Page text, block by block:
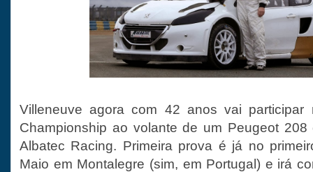
Villeneuve agora com 42 anos vai participar
Championship ao volante de um Peugeot
Albatec Racing. Primeira prova é já no
Maio em Montalegre (sim, em Portugal) e irá